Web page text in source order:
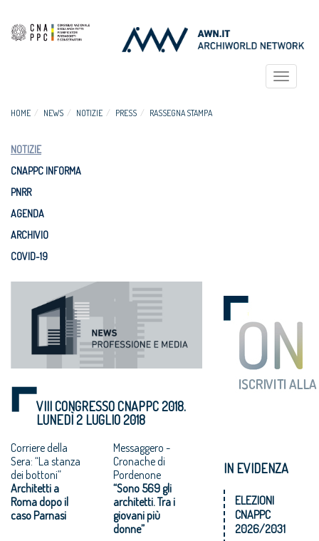
Toggle
HOME NEWS NOTIZIE PRESS RASSEGNA STAMPA
NOTIZIE
CNAPPC INFORMA
PNRR
AGENDA
ARCHIVIO
COVID-19
VIII CONGRESSO CNAPPC 2018.
LUNEDÌ 2 LUGLIO 2018
Corriere della
Sera: “La stanza
dei bottoni”
Architetti a
Roma dopo il
caso Parnasi
Messaggero -
Cronache di
Pordenone
“Sono 569 gli
architetti. Tra i
giovani più
donne”
IN EVIDENZA
ELEZIONI
CNAPPC
2026/2031